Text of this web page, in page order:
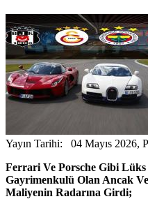
Yayın Tarihi: 04 Mayıs 2026,
Ferrari Ve Porsche Gibi
Gayrimenkulü Olan Ancak
Maliyenin Radarına Girdi;